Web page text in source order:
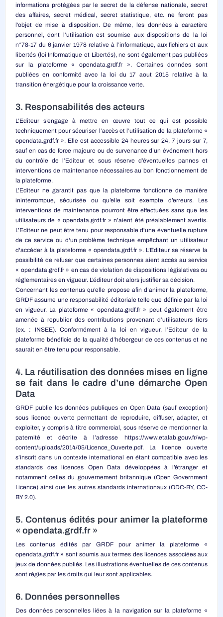
informations protégées par le secret de la défense nationale, secret
des affaires, secret médical, secret statistique, etc. ne feront pas
l’objet de mise à disposition. De même, les données à caractère
personnel, dont l’utilisation est soumise aux dispositions de la loi
n°78-17 du 6 janvier 1978 relative à l’informatique, aux fichiers et aux
libertés (loi Informatique et Libertés), ne sont également pas publiées
sur la plateforme « opendata.grdf.fr ». Certaines données sont
publiées en conformité avec la loi du 17 aout 2015 relative à la
transition énergétique pour la croissance verte.
3. Responsabilités des acteurs
L’Editeur s’engage à mettre en œuvre tout ce qui est possible
techniquement pour sécuriser l’accès et l’utilisation de la plateforme «
opendata.grdf.fr ». Elle est accessible 24 heures sur 24, 7 jours sur 7,
sauf en cas de force majeure ou de survenance d’un événement hors
du contrôle de l’Editeur et sous réserve d’éventuelles pannes et
interventions de maintenance nécessaires au bon fonctionnement de
la plateforme.
L’Editeur ne garantit pas que la plateforme fonctionne de manière
ininterrompue, sécurisée ou qu’elle soit exempte d’erreurs. Les
interventions de maintenance pourront être effectuées sans que les
utilisateurs de « opendata.grdf.fr » n’aient été préalablement avertis.
L’Editeur ne peut être tenu pour responsable d'une éventuelle rupture
de ce service ou d'un problème technique empêchant un utilisateur
d'accéder à la plateforme « opendata.grdf.fr ». L’Editeur se réserve la
possibilité de refuser que certaines personnes aient accès au service
« opendata.grdf.fr » en cas de violation de dispositions législatives ou
réglementaires en vigueur. L’éditeur doit alors justifier sa décision.
Concernant les contenus qu’elle propose afin d’animer la plateforme,
GRDF assume une responsabilité éditoriale telle que définie par la loi
en vigueur. La plateforme « opendata.grdf.fr » peut également être
amenée à republier des contributions provenant d’utilisateurs tiers
(ex. : INSEE). Conformément à la loi en vigueur, l’Editeur de la
plateforme bénéficie de la qualité d’hébergeur de ces contenus et ne
saurait en être tenu pour responsable.
4. La réutilisation des données mises en ligne
se fait dans le cadre d’une démarche Open
Data
GRDF publie les données publiques en Open Data (sauf exception)
sous licence ouverte permettant de reproduire, diffuser, adapter, et
exploiter, y compris à titre commercial, sous réserve de mentionner la
paternité et décrite à l’adresse https://www.etalab.gouv.fr/wp-
content/uploads/2014/05/Licence_Ouverte.pdf. La licence ouverte
s’inscrit dans un contexte international en étant compatible avec les
standards des licences Open Data développées à l’étranger et
notamment celles du gouvernement britannique (Open Government
Licence) ainsi que les autres standards internationaux (ODC-BY, CC-
BY 2.0).
5. Contenus édités pour animer la plateforme
« opendata.grdf.fr »
Les contenus édités par GRDF pour animer la plateforme «
opendata.grdf.fr » sont soumis aux termes des licences associées aux
jeux de données publiés. Les illustrations éventuelles de ces contenus
sont régies par les droits qui leur sont applicables.
6. Données personnelles
Des données personnelles liées à la navigation sur la plateforme «